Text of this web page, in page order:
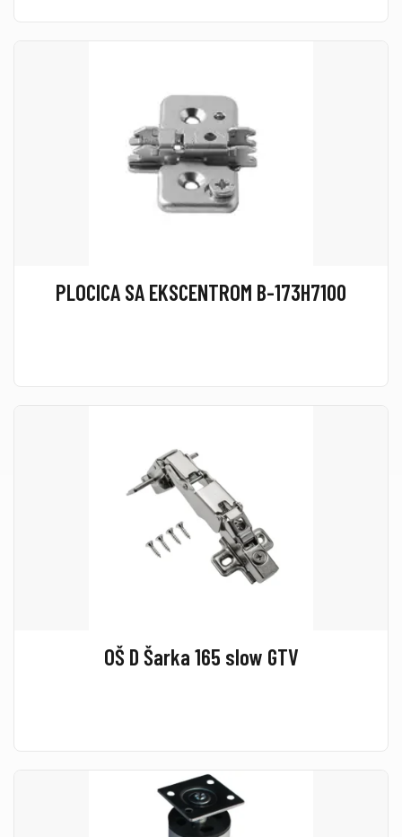
PLOCICA SA EKSCENTROM B-173H7100
OŠ D Šarka 165 slow GTV